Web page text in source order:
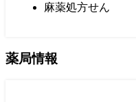
麻薬処方せん
薬局情報